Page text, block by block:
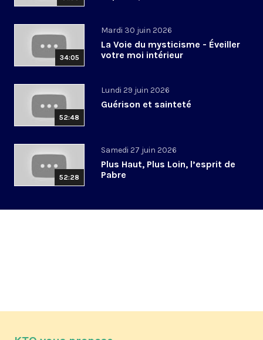
34:05
Mardi 30 juin 2026
La Voie du mysticisme - Éveiller
votre moi intérieur
52:48
Lundi 29 juin 2026
Guérison et sainteté
52:28
Samedi 27 juin 2026
Plus Haut, Plus Loin, l’esprit de
Pabre